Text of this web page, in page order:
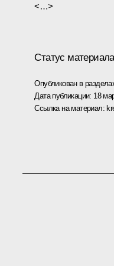
<…>
Статус материала
Опубликован в
Дата публикации: 18
Ссылка на материал: